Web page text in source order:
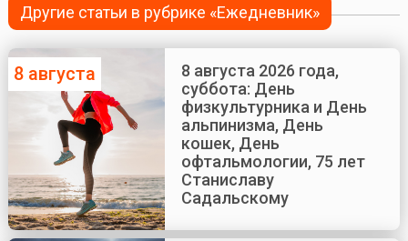
Другие статьи в рубрике «Ежедневник»
8 августа
8 августа 2026 года,
суббота: День
физкультурника и День
альпинизма, День
кошек, День
офтальмологии, 75 лет
Станиславу
Садальскому